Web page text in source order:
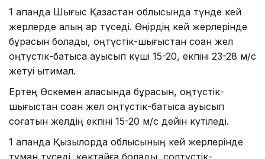
1 ақпанда Шығыс Қазақстан облысында түнде кей
жерлерде қалың қар түседі. Өңірдің кей жерлерінде
бұрқасын болады, оңтүстік-шығыстан соққан жел
оңтүстік-батысқа ауысып күші 15-20, екпіні 23-28 м/с
жетуі ықтимал.
Ертең Өскемен қаласында бұрқасын, оңтүстік-
шығыстан соққан жел оңтүстік-батысқа ауысып
cоғатын желдің екпіні 15-20 м/с дейін күтіледі.
1 ақпанда Қызылорда облысының кей жерлерінде
тұман түседі, көктайғақ болады, солтүстік-